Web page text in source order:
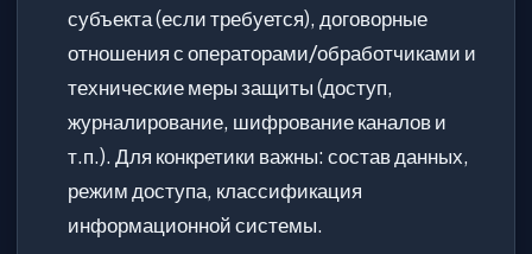
субъекта (если требуется), договорные
отношения с операторами/обработчиками и
технические меры защиты (доступ,
журналирование, шифрование каналов и
т.п.). Для конкретики важны: состав данных,
режим доступа, классификация
информационной системы.